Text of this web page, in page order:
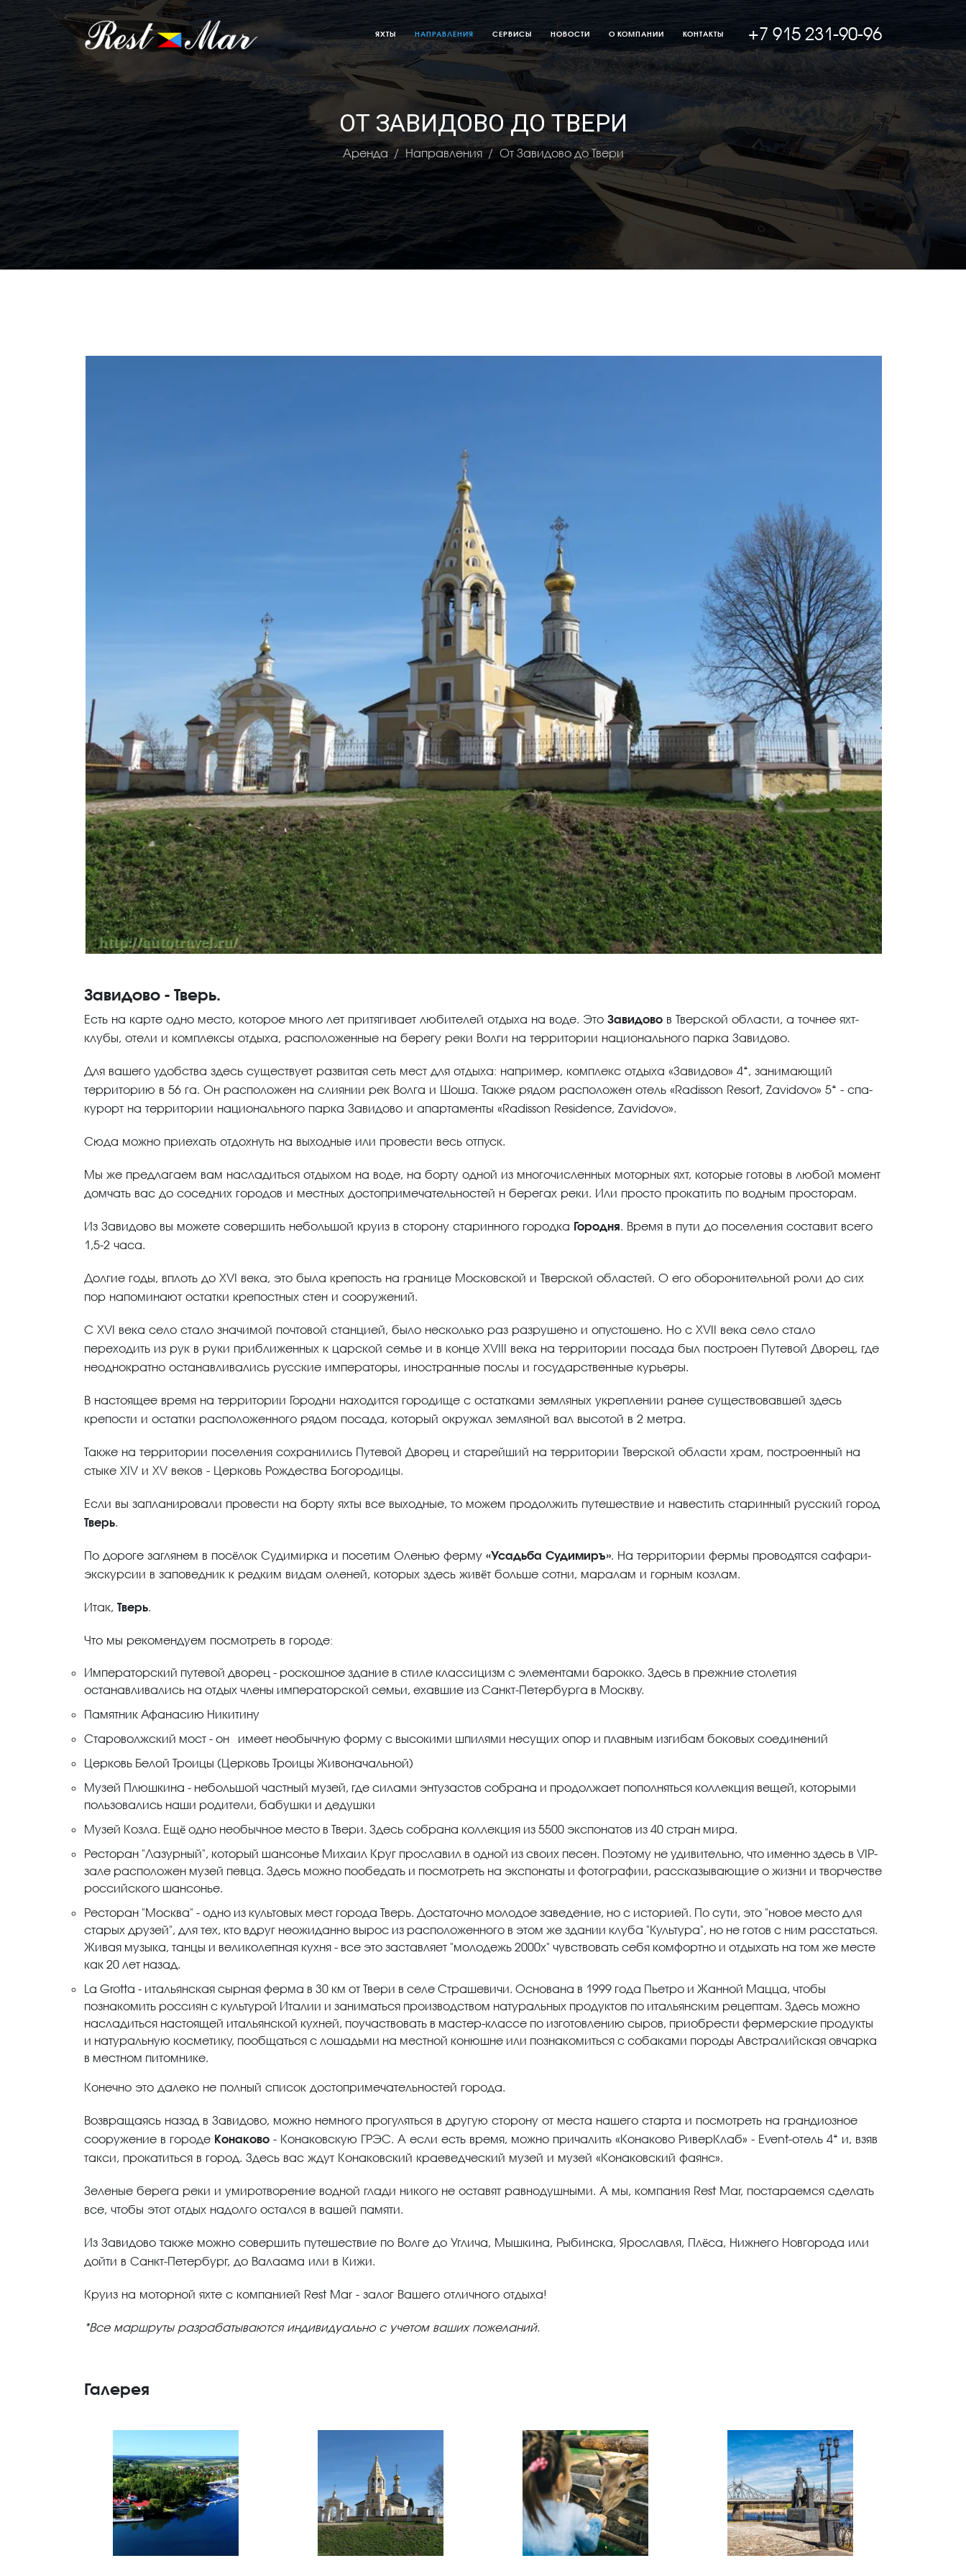
ЯХТЫ НАПРАВЛЕНИЯ СЕРВИСЫ НОВОСТИ О КОМПАНИИ КОНТАКТЫ +7 915 231-90-96
ОТ ЗАВИДОВО ДО ТВЕРИ
Аренда Направления От Завидово до Твери
Завидово - Тверь.
Есть на карте одно место, которое много лет притягивает любителей отдыха на воде. Это Завидово в Тверской области, а точнее яхт-
клубы, отели и комплексы отдыха, расположенные на берегу реки Волги на территории национального парка Завидово.
Для вашего удобства здесь существует развитая сеть мест для отдыха: например, комплекс отдыха «Завидово» 4*, занимающий
территорию в 56 га. Он расположен на слиянии рек Волга и Шоша. Также рядом расположен отель «Radisson Resort, Zavidovo» 5* - спа-
курорт на территории национального парка Завидово и апартаменты «Radisson Residence, Zavidovo».
Сюда можно приехать отдохнуть на выходные или провести весь отпуск.
Мы же предлагаем вам насладиться отдыхом на воде, на борту одной из многочисленных моторных яхт, которые готовы в любой момент
домчать вас до соседних городов и местных достопримечательностей н берегах реки. Или просто прокатить по водным просторам.
Из Завидово вы можете совершить небольшой круиз в сторону старинного городка Городня. Время в пути до поселения составит всего
1,5-2 часа.
Долгие годы, вплоть до XVI века, это была крепость на границе Московской и Тверской областей. О его оборонительной роли до сих
пор напоминают остатки крепостных стен и сооружений.
С XVI века село стало значимой почтовой станцией, было несколько раз разрушено и опустошено. Но с XVII века село стало
переходить из рук в руки приближенных к царской семье и в конце XVIII века на территории посада был построен Путевой Дворец, где
неоднократно останавливались русские императоры, иностранные послы и государственные курьеры.
В настоящее время на территории Городни находится городище с остатками земляных укреплении ранее существовавшей здесь
крепости и остатки расположенного рядом посада, который окружал земляной вал высотой в 2 метра.
Также на территории поселения сохранились Путевой Дворец и старейший на территории Тверской области храм, построенный на
стыке XIV и XV веков - Церковь Рождества Богородицы.
Если вы запланировали провести на борту яхты все выходные, то можем продолжить путешествие и навестить старинный русский город
Тверь.
По дороге заглянем в посёлок Судимирка и посетим Оленью ферму «Усадьба Судимиръ». На территории фермы проводятся сафари-
экскурсии в заповедник к редким видам оленей, которых здесь живёт больше сотни, маралам и горным козлам.
Итак, Тверь.
Что мы рекомендуем посмотреть в городе:
Императорский путевой дворец - роскошное здание в стиле классицизм с элементами барокко. Здесь в прежние столетия
останавливались на отдых члены императорской семьи, ехавшие из Санкт-Петербурга в Москву.
Памятник Афанасию Никитину
Староволжский мост - он имеет необычную форму с высокими шпилями несущих опор и плавным изгибам боковых соединений
Церковь Белой Троицы (Церковь Троицы Живоначальной)
Музей Плюшкина - небольшой частный музей, где силами энтузастов собрана и продолжает пополняться коллекция вещей, которыми
пользовались наши родители, бабушки и дедушки
Музей Козла. Ещё одно необычное место в Твери. Здесь собрана коллекция из 5500 экспонатов из 40 стран мира.
Ресторан "Лазурный", который шансонье Михаил Круг прославил в одной из своих песен. Поэтому не удивительно, что именно здесь в VIP-
зале расположен музей певца. Здесь можно пообедать и посмотреть на экспонаты и фотографии, рассказывающие о жизни и творчестве
российского шансонье.
Ресторан "Москва" - одно из культовых мест города Тверь. Достаточно молодое заведение, но с историей. По сути, это "новое место для
старых друзей", для тех, кто вдруг неожиданно вырос из расположенного в этом же здании клуба "Культура", но не готов с ним расстаться.
Живая музыка, танцы и великолепная кухня - все это заставляет "молодежь 2000х" чувствовать себя комфортно и отдыхать на том же месте
как 20 лет назад.
La Grotta - итальянская сырная ферма в 30 км от Твери в селе Страшевичи. Основана в 1999 года Пьетро и Жанной Мацца, чтобы
познакомить россиян с культурой Италии и заниматься производством натуральных продуктов по итальянским рецептам. Здесь можно
насладиться настоящей итальянской кухней, поучаствовать в мастер-классе по изготовлению сыров, приобрести фермерские продукты
и натуральную косметику, пообщаться с лошадьми на местной конюшне или познакомиться с собаками породы Австралийская овчарка
в местном питомнике.
Конечно это далеко не полный список достопримечательностей города.
Возвращаясь назад в Завидово, можно немного прогуляться в другую сторону от места нашего старта и посмотреть на грандиозное
сооружение в городе Конаково - Конаковскую ГРЭС. А если есть время, можно причалить «Конаково РиверКлаб» - Event-отель 4* и, взяв
такси, прокатиться в город. Здесь вас ждут Конаковский краеведческий музей и музей «Конаковский фаянс».
Зеленые берега реки и умиротворение водной глади никого не оставят равнодушными. А мы, компания Rest Mar, постараемся сделать
все, чтобы этот отдых надолго остался в вашей памяти.
Из Завидово также можно совершить путешествие по Волге до Углича, Мышкина, Рыбинска, Ярославля, Плёса, Нижнего Новгорода или
дойти в Санкт-Петербург, до Валаама или в Кижи.
Круиз на моторной яхте с компанией Rest Mar - залог Вашего отличного отдыха!
*Все маршруты разрабатываются индивидуально с учетом ваших пожеланий.
Галерея